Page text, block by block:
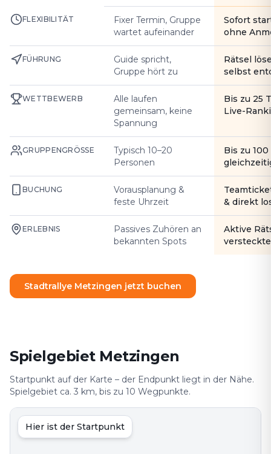
FLEXIBILITÄT
Fixer Termin, Gruppe
wartet aufeinander
Sofort
ohne
FÜHRUNG
Guide spricht,
Gruppe hört zu
Rätsel
selbst
WETTBEWERB
Alle laufen
gemeinsam, keine
Spannung
Bis zu 25
Live-
GRUPPENGRÖSSE
Typisch 10–20
Personen
Bis zu
BUCHUNG
Vorausplanung &
feste Uhrzeit
& direkt
ERLEBNIS
Passives Zuhören an
bekannten Spots
Aktive
Stadtrallye Metzingen jetzt buchen
Spielgebiet Metzingen
Startpunkt auf der Karte – der Endpunkt liegt in der Nähe.
Spielgebiet ca. 3 km, bis zu 10 Wegpunkte.
Hier ist der Startpunkt